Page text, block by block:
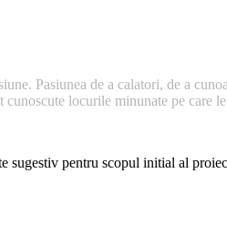
Pasiunea de a calatori, de a
locurile minunate pe care
sugestiv pentru scopul initial al